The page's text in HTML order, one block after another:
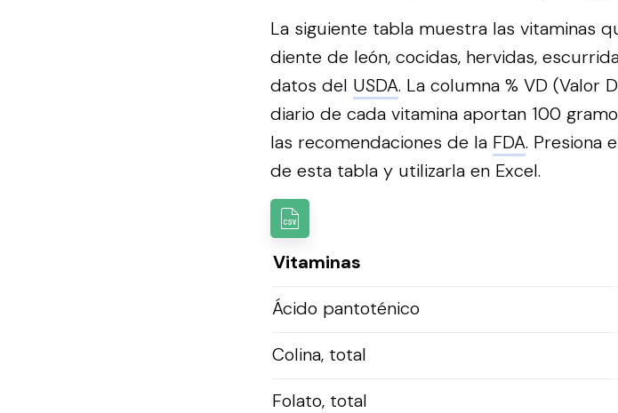
La siguiente tabla muestra las vitaminas
diente de león, cocidas, hervidas,
datos del USDA. La columna % VD (Valor
diario de cada vitamina aportan 100
las recomendaciones de la FDA. Presiona
de esta tabla y utilizarla en Excel.
Vitaminas
Ácido pantoténico
Colina, total
Folato, total